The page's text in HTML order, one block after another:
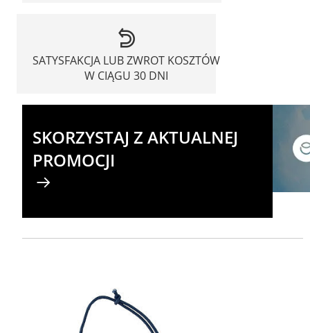
SATYSFAKCJA LUB ZWROT KOSZTÓW
W CIĄGU 30 DNI
SKORZYSTAJ Z AKTUALNEJ
PROMOCJI